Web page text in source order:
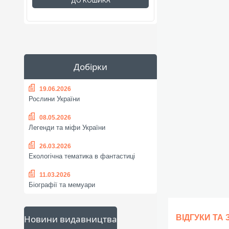
Добірки
19.06.2026
Рослини України
08.05.2026
Легенди та міфи України
26.03.2026
Екологічна тематика в фантастиці
11.03.2026
Біографії та мемуари
Новини видавництва ВІДГУКИ